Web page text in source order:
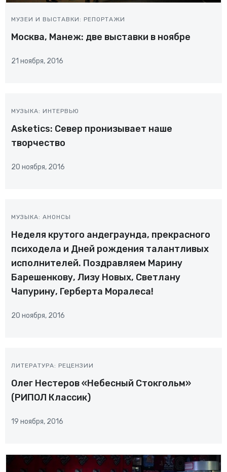
МУЗЕИ И ВЫСТАВКИ: РЕПОРТАЖИ
Москва, Манеж: две выставки в ноябре
21 ноября, 2016
МУЗЫКА: ИНТЕРВЬЮ
Asketics: Север пронизывает наше
творчество
20 ноября, 2016
МУЗЫКА: АНОНСЫ
Неделя крутого андеграунда, прекрасного
психодела и Дней рождения талантливых
исполнителей. Поздравляем Марину
Барешенкову, Лизу Новых, Светлану
Чапурину, Герберта Моралеса!
20 ноября, 2016
ЛИТЕРАТУРА: РЕЦЕНЗИИ
Олег Нестеров «Небесный Стокгольм»
(РИПОЛ Классик)
19 ноября, 2016